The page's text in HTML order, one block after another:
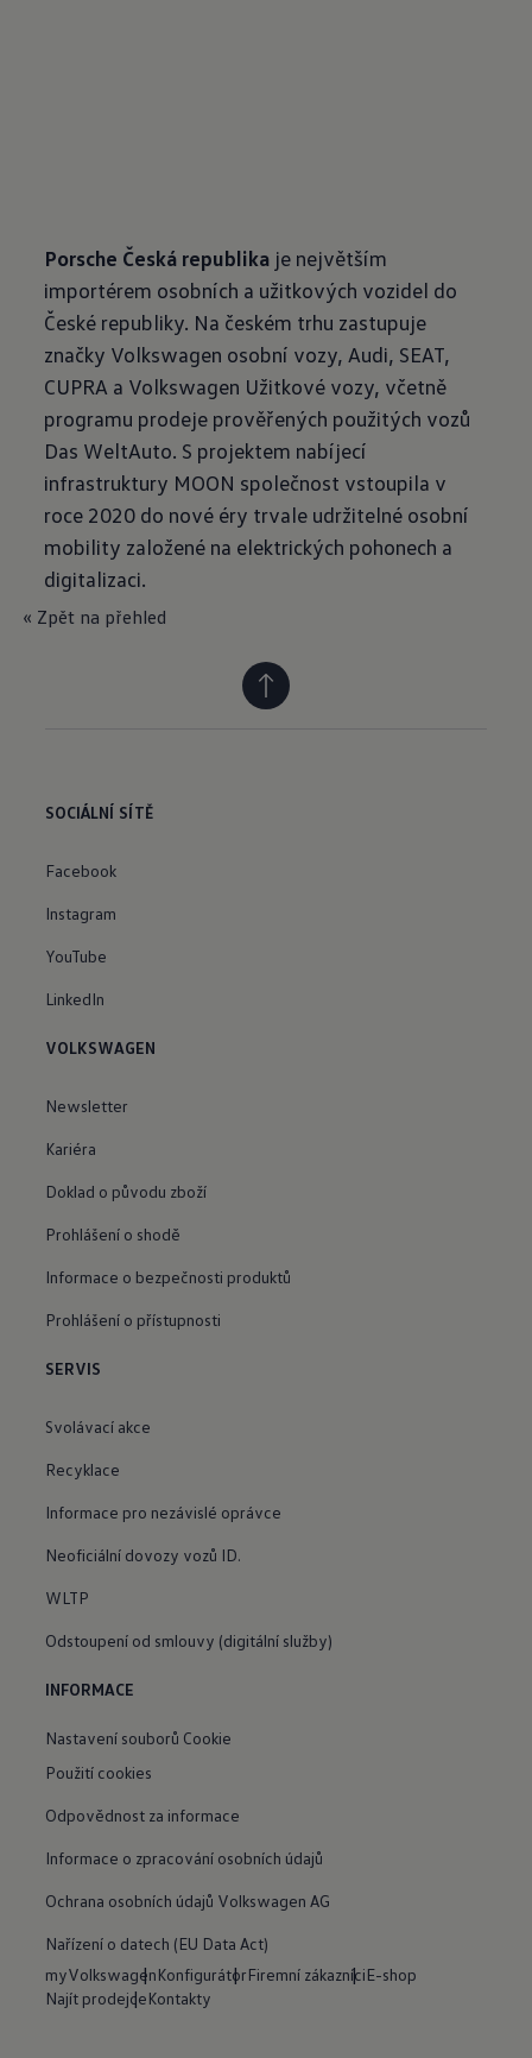
Porsche Česká republika je největším
importérem osobních a užitkových vozidel do
České republiky. Na českém trhu zastupuje
značky Volkswagen osobní vozy, Audi, SEAT,
CUPRA a Volkswagen Užitkové vozy, včetně
programu prodeje prověřených použitých vozů
Das WeltAuto. S projektem nabíjecí
infrastruktury MOON společnost vstoupila v
roce 2020 do nové éry trvale udržitelné osobní
mobility založené na elektrických pohonech a
digitalizaci.
« Zpět na přehled
SOCIÁLNÍ SÍTĚ
Facebook
Instagram
YouTube
LinkedIn
VOLKSWAGEN
Newsletter
Kariéra
Doklad o původu zboží
Prohlášení o shodě
Informace o bezpečnosti produktů
Prohlášení o přístupnosti
SERVIS
Svolávací akce
Recyklace
Informace pro nezávislé oprávce
Neoficiální dovozy vozů ID.
WLTP
Odstoupení od smlouvy (digitální služby)
INFORMACE
Nastavení souborů Cookie
Použití cookies
Odpovědnost za informace
Informace o zpracování osobních údajů
Ochrana osobních údajů Volkswagen AG
Nařízení o datech (EU Data Act)
myVolkswagenKonfigurátorFiremní zákazníciE-shop
Najít prodejceKontakty